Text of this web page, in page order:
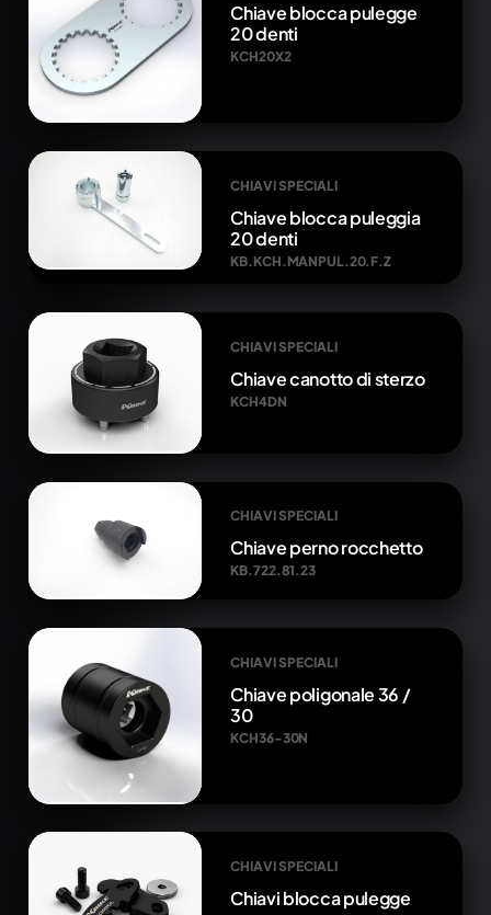
Chiave blocca pulegge
20 denti
KCH20X2
CHIAVI SPECIALI
Chiave blocca puleggia
20 denti
KB.KCH.MANPUL.20.F.Z
CHIAVI SPECIALI
Chiave canotto di sterzo
KCH4DN
CHIAVI SPECIALI
Chiave perno rocchetto
KB.722.81.23
CHIAVI SPECIALI
Chiave poligonale 36 /
30
KCH36-30N
CHIAVI SPECIALI
Chiavi blocca pulegge